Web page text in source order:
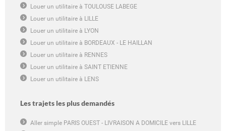
Louer un utilitaire à TOULOUSE LABEGE
Louer un utilitaire à LILLE
Louer un utilitaire à LYON
Louer un utilitaire à BORDEAUX - LE HAILLAN
Louer un utilitaire à RENNES
Louer un utilitaire à SAINT ETIENNE
Louer un utilitaire à LENS
Les trajets les plus demandés
Aller simple PARIS OUEST - LIVRAISON A DOMICILE vers LILLE